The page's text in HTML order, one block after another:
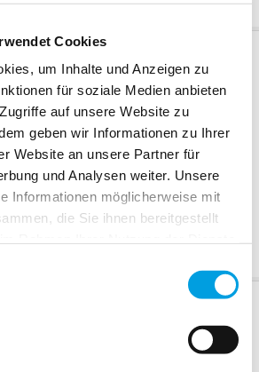
Cookies
um Inhalte und Anzeigen zu
für soziale Medien anbieten
auf unsere Website zu
geben wir Informationen zu Ihrer
Website an unsere Partner für
und Analysen weiter. Unsere
Informationen möglicherweise mit
die Sie ihnen bereitgestellt
Bedienart im Detail
+ 57,00 CHF
Akku-Motor